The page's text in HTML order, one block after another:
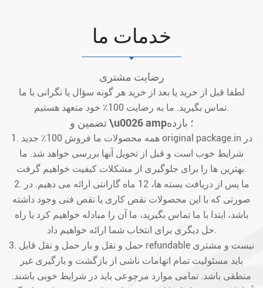
خدمات ما
رضایت مشتری
لطفا قبل از خرید یا بعد از خرید هر گونه سؤال یا نگرانی با ما
تماس بگیرید. ما به رضایت 100٪ خود متعهد هستیم.
تضمین و \u0026 amp؛ بازده
1. همه محصولات ما فروش 100٪ جدید original package.in در
شرایط خوب است و قبل از تحویل آنها بررسی خواهد شد. ما
بهترین ها را برای جلوگیری از مشکلات کیفیت خواهیم گرفت.
2. ما پس از دریافت بسته ها، 12 ماه گارانتی ارائه می دهیم. در
صورتی که با این محصولات نقص کاری یا نقص فنی وجود داشته
باشد، ابتدا با ما تماس بگیرید، ما آن را مبادله خواهیم کرد یا راه
حل دیگری برای انتخاب شما ارائه خواهیم داد.
3. حمل و نقل و بار حمل و نقل قابل refundable نیست و مشتری
باید مسئولیت تمام اتهامات ناشی از بازگشت و بارگیری غیر
منطقی باشد. تمامی موارد مرجوعی باید در شرایط خوبی باشند.